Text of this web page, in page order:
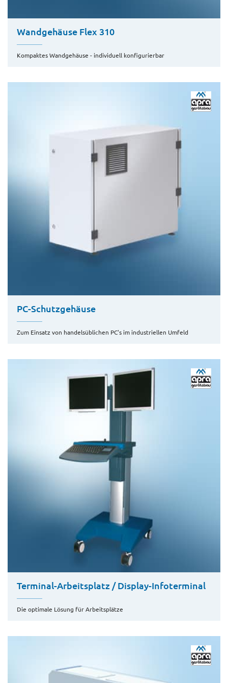
Wandgehäuse Flex 310
Kompaktes Wandgehäuse - individuell konfigurierbar
PC-Schutzgehäuse
Zum Einsatz von handelsüblichen PC's im industriellen Umfeld
Terminal-Arbeitsplatz / Display-Infoterminal
Die optimale Lösung für Arbeitsplätze